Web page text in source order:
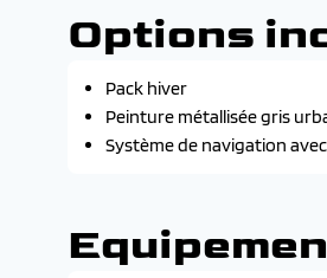
Options
Pack hiver
Peinture métallisée gris
Système de navigation